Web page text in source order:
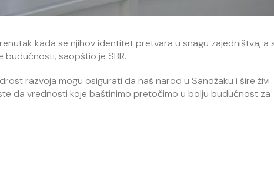
kada se njihov identitet pretvara u snagu zajedništva, a
budućnosti, saopštio je SBR.
razvoja mogu osigurati da naš narod u Sandžaku i šire živi
da vrednosti koje baštinimo pretočimo u bolju budućnost za